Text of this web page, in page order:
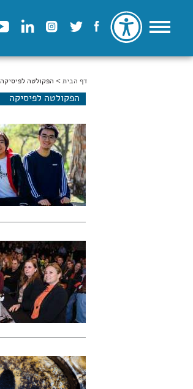
הינך נמצא כאן
דף הבית > הפקולטה לפיסיקה
הפקולטה לפיסיקה